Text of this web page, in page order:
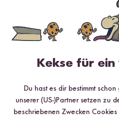
25 minKekse für ein
Du hast es dir bestimmt
unserer (US-)Partner setzen zu
beschriebenen Zwecken